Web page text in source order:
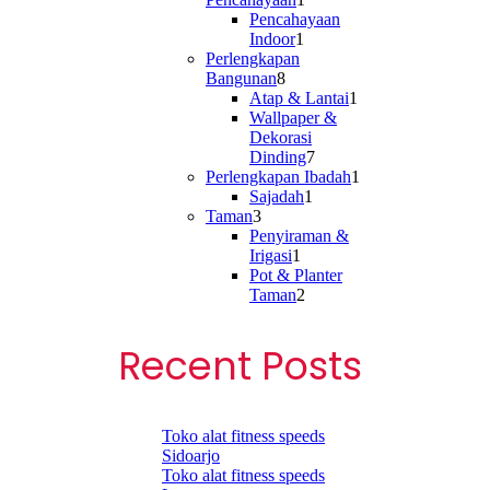
product
Pencahayaan
Indoor1
Perlengkapan
Bangunan88
products
Atap & Lantai1
Wallpaper &
Dekorasi
Dinding77
products
Perlengkapan Ibadah1
Sajadah1
Taman33
products
Penyiraman &
Irigasi1
product
Pot & Planter
Taman2
Recent Posts
Toko alat fitness speeds
Sidoarjo
Toko alat fitness speeds